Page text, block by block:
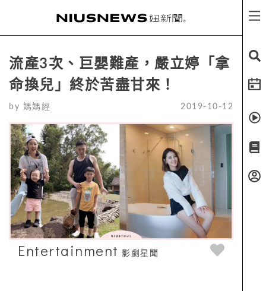
流產3次、巨嬰難產，嚴立婷「拿
命換兒」終於苦盡甘來！
by 媽媽經 2019-10-12
Entertainment 影劇星聞